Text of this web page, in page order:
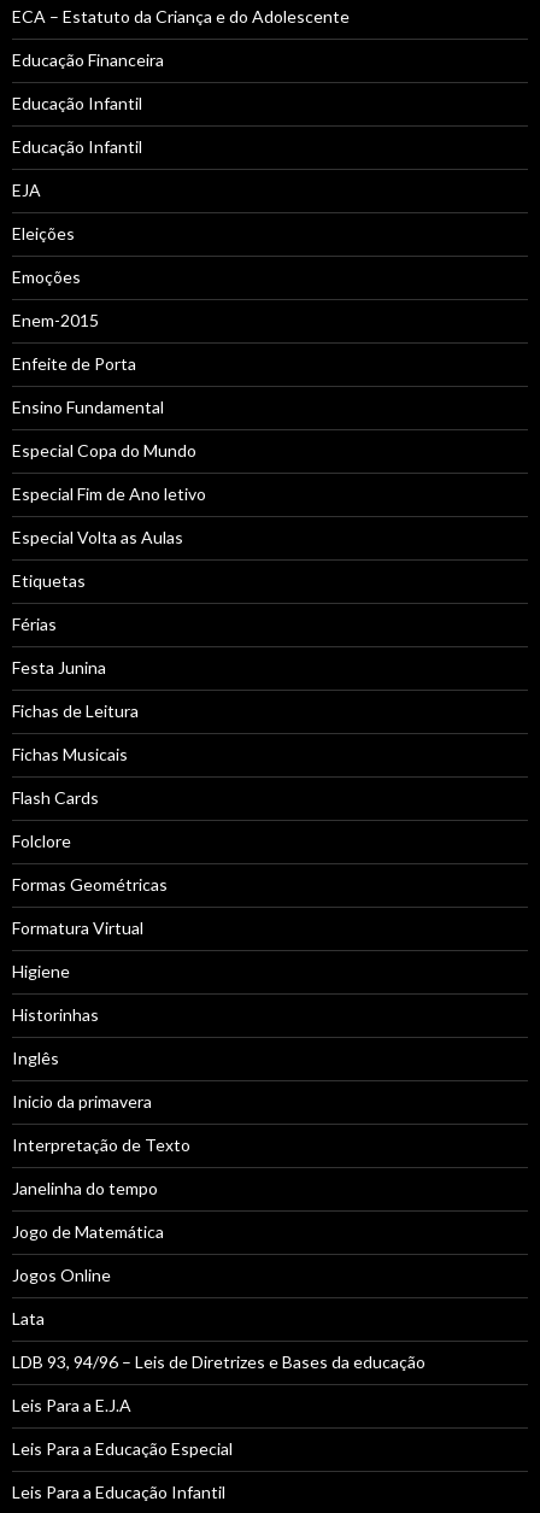
ECA – Estatuto da Criança e do Adolescente
Educação Financeira
Educação Infantil
Educação Infantil
EJA
Eleições
Emoções
Enem-2015
Enfeite de Porta
Ensino Fundamental
Especial Copa do Mundo
Especial Fim de Ano letivo
Especial Volta as Aulas
Etiquetas
Férias
Festa Junina
Fichas de Leitura
Fichas Musicais
Flash Cards
Folclore
Formas Geométricas
Formatura Virtual
Higiene
Historinhas
Inglês
Inicio da primavera
Interpretação de Texto
Janelinha do tempo
Jogo de Matemática
Jogos Online
Lata
LDB 93, 94/96 – Leis de Diretrizes e Bases da educação
Leis Para a E.J.A
Leis Para a Educação Especial
Leis Para a Educação Infantil